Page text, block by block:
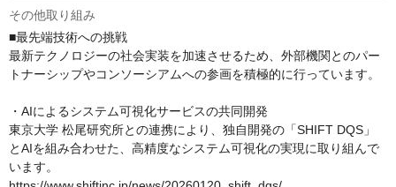
その他取り組み
■最先端技術への挑戦
最新テクノロジーの社会実装を加速させるため、外部機関とのパー
トナーシップやコンソーシアムへの参画を積極的に行っています。
・AIによるシステム可視化サービスの共同開発
東京大学 松尾研究所との連携により、独自開発の「SHIFT DQS」
とAIを組み合わせた、高精度なシステム可視化の実現に取り組んで
います。